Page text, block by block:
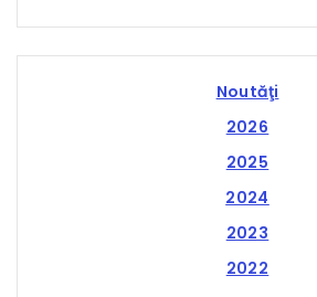
2022
2023
2024
2025
2026
Noutăţi